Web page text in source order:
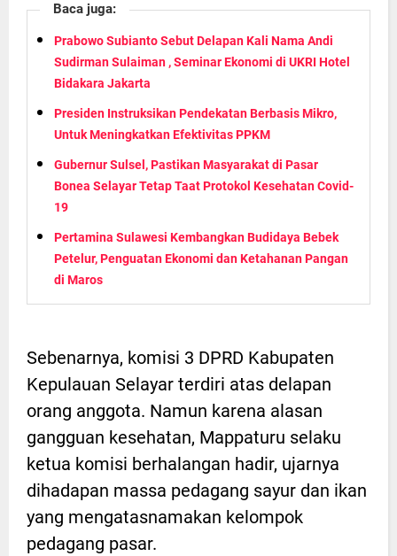
Baca juga:
Prabowo Subianto Sebut Delapan Kali Nama Andi
Sudirman Sulaiman , Seminar Ekonomi di UKRI Hotel
Bidakara Jakarta
Presiden Instruksikan Pendekatan Berbasis Mikro,
Untuk Meningkatkan Efektivitas PPKM
Gubernur Sulsel, Pastikan Masyarakat di Pasar
Bonea Selayar Tetap Taat Protokol Kesehatan Covid-
19
Pertamina Sulawesi Kembangkan Budidaya Bebek
Petelur, Penguatan Ekonomi dan Ketahanan Pangan
di Maros
Sebenarnya, komisi 3 DPRD Kabupaten
Kepulauan Selayar terdiri atas delapan
orang anggota. Namun karena alasan
gangguan kesehatan, Mappaturu selaku
ketua komisi berhalangan hadir, ujarnya
dihadapan massa pedagang sayur dan ikan
yang mengatasnamakan kelompok
pedagang pasar.